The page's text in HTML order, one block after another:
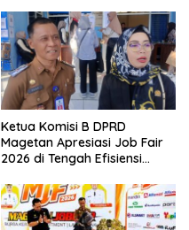
Ketua Komisi B DPRD
Magetan Apresiasi Job Fair
2026 di Tengah Efisiensi